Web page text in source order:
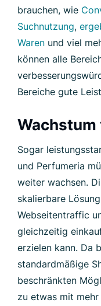
brauchen, wie
Suchnutzung,
Waren und viel
können alle
Bereiche gute
Sogar
und Perfumeria
weiter wachsen.
skalierbare
Webseitentraffic
gleichzeitig
erzielen kann. Da
standardmäßige
beschränkten
zu etwas mit